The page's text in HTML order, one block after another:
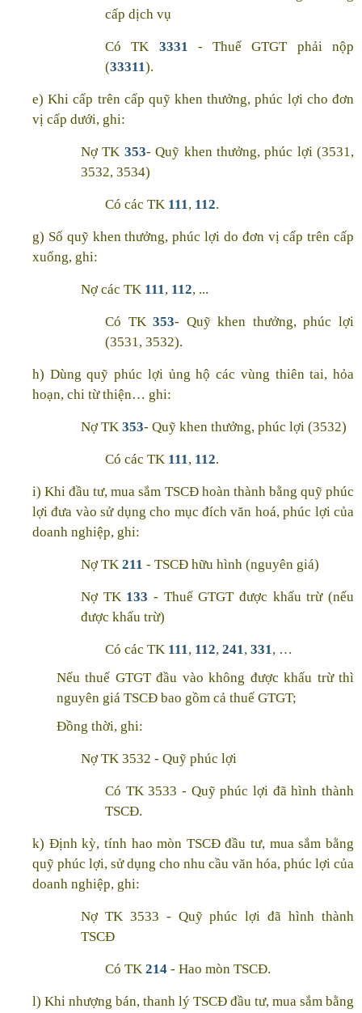
cấp dịch vụ
Có TK 3331 - Thuế GTGT phải nộp
(33311).
e) Khi cấp trên cấp quỹ khen thưởng, phúc lợi cho đơn
vị cấp dưới, ghi:
Nợ TK 353- Quỹ khen thưởng, phúc lợi (3531,
3532, 3534)
Có các TK 111, 112.
g) Số quỹ khen thưởng, phúc lợi do đơn vị cấp trên cấp
xuống, ghi:
Nợ các TK 111, 112, ...
Có TK353- Quỹ khen thưởng, phúc lợi
(3531, 3532).
h) Dùng quỹ phúc lợi ủng hộ các vùng thiên tai, hỏa
hoạn, chi từ thiện… ghi:
Nợ TK 353- Quỹ khen thưởng, phúc lợi (3532)
Có các TK 111, 112.
i) Khi đầu tư, mua sắm TSCĐ hoàn thành bằng quỹ phúc
lợi đưa vào sử dụng cho mục đích văn hoá, phúc lợi của
doanh nghiệp, ghi:
Nợ TK 211 - TSCĐ hữu hình (nguyên giá)
Nợ TK 133 - Thuế GTGT được khấu trừ (nếu
được khấu trừ)
Có các TK 111, 112, 241, 331, …
Nếu thuế GTGT đầu vào không được khấu trừ thì
nguyên giá TSCĐ bao gồm cả thuế GTGT;
Đồng thời, ghi:
Nợ TK 3532 - Quỹ phúc lợi
Có TK 3533 - Quỹ phúc lợi đã hình thành
TSCĐ.
k) Định kỳ, tính hao mòn TSCĐ đầu tư, mua sắm bằng
quỹ phúc lợi, sử dụng cho nhu cầu văn hóa, phúc lợi của
doanh nghiệp, ghi:
Nợ TK 3533 - Quỹ phúc lợi đã hình thành
TSCĐ
Có TK 214 - Hao mòn TSCĐ.
l) Khi nhượng bán, thanh lý TSCĐ đầu tư, mua sắm bằng